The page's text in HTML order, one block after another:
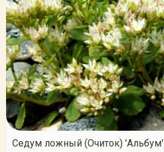
Седум ложный (Очиток) 'Альбум'